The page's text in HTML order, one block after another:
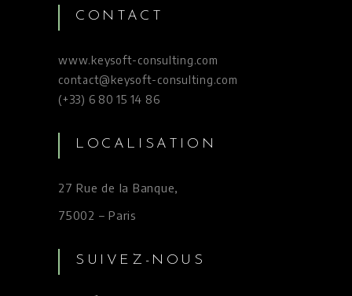
CONTACT
www.keysoft-consulting.com
contact@keysoft-consulting.com
(+33) 6 80 15 14 86
LOCALISATION
27 Rue de la Banque,
75002 – Paris
SUIVEZ-NOUS